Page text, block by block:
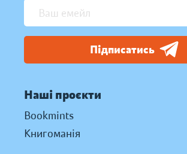
Підписатись
Наші проєкти
Bookmints
Книгоманія